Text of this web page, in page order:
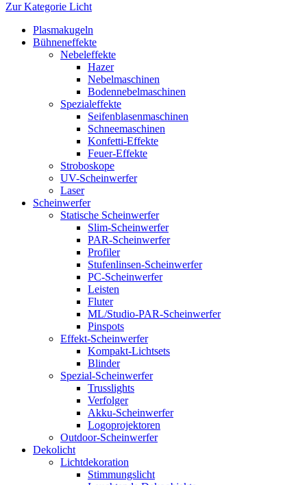
Zur Kategorie Licht
Plasmakugeln
Bühneneffekte
Nebeleffekte
Hazer
Nebelmaschinen
Bodennebelmaschinen
Spezialeffekte
Seifenblasenmaschinen
Schneemaschinen
Konfetti-Effekte
Feuer-Effekte
Stroboskope
UV-Scheinwerfer
Laser
Scheinwerfer
Statische Scheinwerfer
Slim-Scheinwerfer
PAR-Scheinwerfer
Profiler
Stufenlinsen-Scheinwerfer
PC-Scheinwerfer
Leisten
Fluter
ML/Studio-PAR-Scheinwerfer
Pinspots
Effekt-Scheinwerfer
Kompakt-Lichtsets
Blinder
Spezial-Scheinwerfer
Trusslights
Verfolger
Akku-Scheinwerfer
Logoprojektoren
Outdoor-Scheinwerfer
Dekolicht
Lichtdekoration
Stimmungslicht